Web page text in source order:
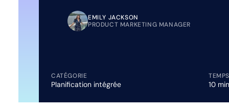
EMILY JACKSON
PRODUCT MARKETING MANAGER
CATÉGORIE
Planification intégrée 10